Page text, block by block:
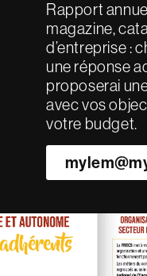
Rapport
magazine,
d’entreprise :
une réponse
proposerai
avec vos
votre budget.